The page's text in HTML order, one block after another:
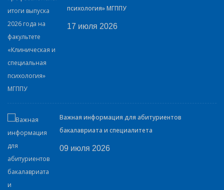
психология» МГППУ
17 июля 2026
Важная информация для абитуриентов
бакалавриата и специалитета
09 июля 2026